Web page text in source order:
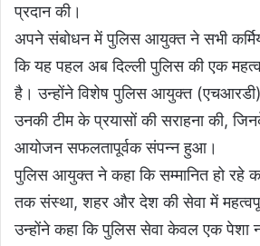
प्रदान की।
अपने संबोधन में पुलिस आयुक्त ने सभी
कि यह पहल अब दिल्ली पुलिस की एक
है। उन्होंने विशेष पुलिस आयुक्त (एचआरडी)
उनकी टीम के प्रयासों की सराहना की,
आयोजन सफलतापूर्वक संपन्न हुआ।
पुलिस आयुक्त ने कहा कि सम्मानित हो रहे
तक संस्था, शहर और देश की सेवा में
उन्होंने कहा कि पुलिस सेवा केवल एक पेशा